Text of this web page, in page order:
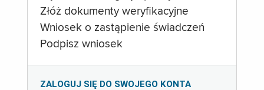
Złóż dokumenty weryfikacyjne
Wniosek o zastąpienie świadczeń
Podpisz wniosek
ZALOGUJ SIĘ DO SWOJEGO KONTA